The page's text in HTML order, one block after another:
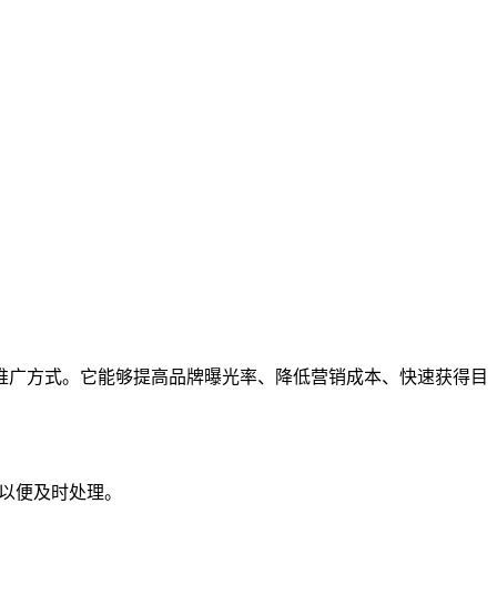
方式。它能够提高品牌曝光率、降低营销成本、快速获得目
便及时处理。